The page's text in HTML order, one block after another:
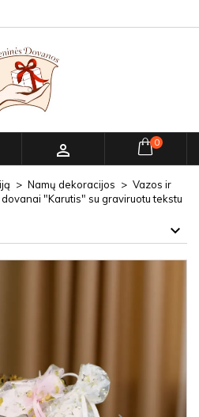
 0
Namų dekoracijos
Vazos ir
"Karutis" su graviruotu tekstu